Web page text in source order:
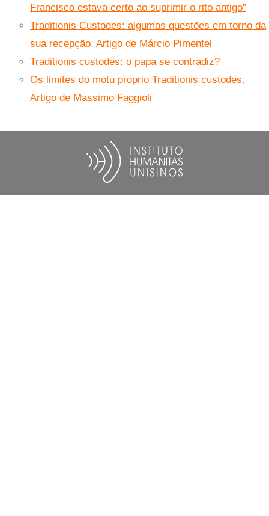
Francisco estava certo ao suprimir o rito antigo”
Traditionis Custodes: algumas questões em torno da
sua recepção. Artigo de Márcio Pimentel
Traditionis custodes: o papa se contradiz?
Os limites do motu proprio Traditionis custodes.
Artigo de Massimo Faggioli